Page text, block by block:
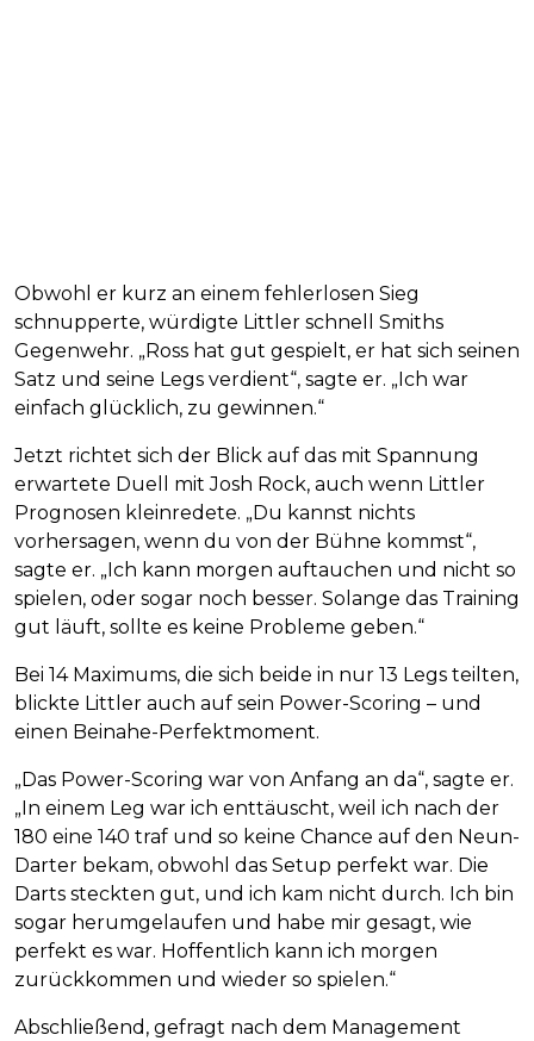
Obwohl er kurz an einem fehlerlosen Sieg
schnupperte, würdigte Littler schnell Smiths
Gegenwehr. „Ross hat gut gespielt, er hat sich seinen
Satz und seine Legs verdient“, sagte er. „Ich war
einfach glücklich, zu gewinnen.“
Jetzt richtet sich der Blick auf das mit Spannung
erwartete Duell mit Josh Rock, auch wenn Littler
Prognosen kleinredete. „Du kannst nichts
vorhersagen, wenn du von der Bühne kommst“,
sagte er. „Ich kann morgen auftauchen und nicht so
spielen, oder sogar noch besser. Solange das Training
gut läuft, sollte es keine Probleme geben.“
Bei 14 Maximums, die sich beide in nur 13 Legs teilten,
blickte Littler auch auf sein Power-Scoring – und
einen Beinahe-Perfektmoment.
„Das Power-Scoring war von Anfang an da“, sagte er.
„In einem Leg war ich enttäuscht, weil ich nach der
180 eine 140 traf und so keine Chance auf den Neun-
Darter bekam, obwohl das Setup perfekt war. Die
Darts steckten gut, und ich kam nicht durch. Ich bin
sogar herumgelaufen und habe mir gesagt, wie
perfekt es war. Hoffentlich kann ich morgen
zurückkommen und wieder so spielen.“
Abschließend, gefragt nach dem Management